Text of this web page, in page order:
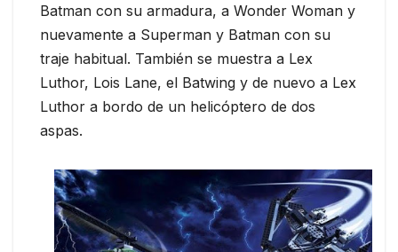
Batman con su armadura, a Wonder Woman y
nuevamente a Superman y Batman con su
traje habitual. También se muestra a Lex
Luthor, Lois Lane, el Batwing y de nuevo a Lex
Luthor a bordo de un helicóptero de dos
aspas.